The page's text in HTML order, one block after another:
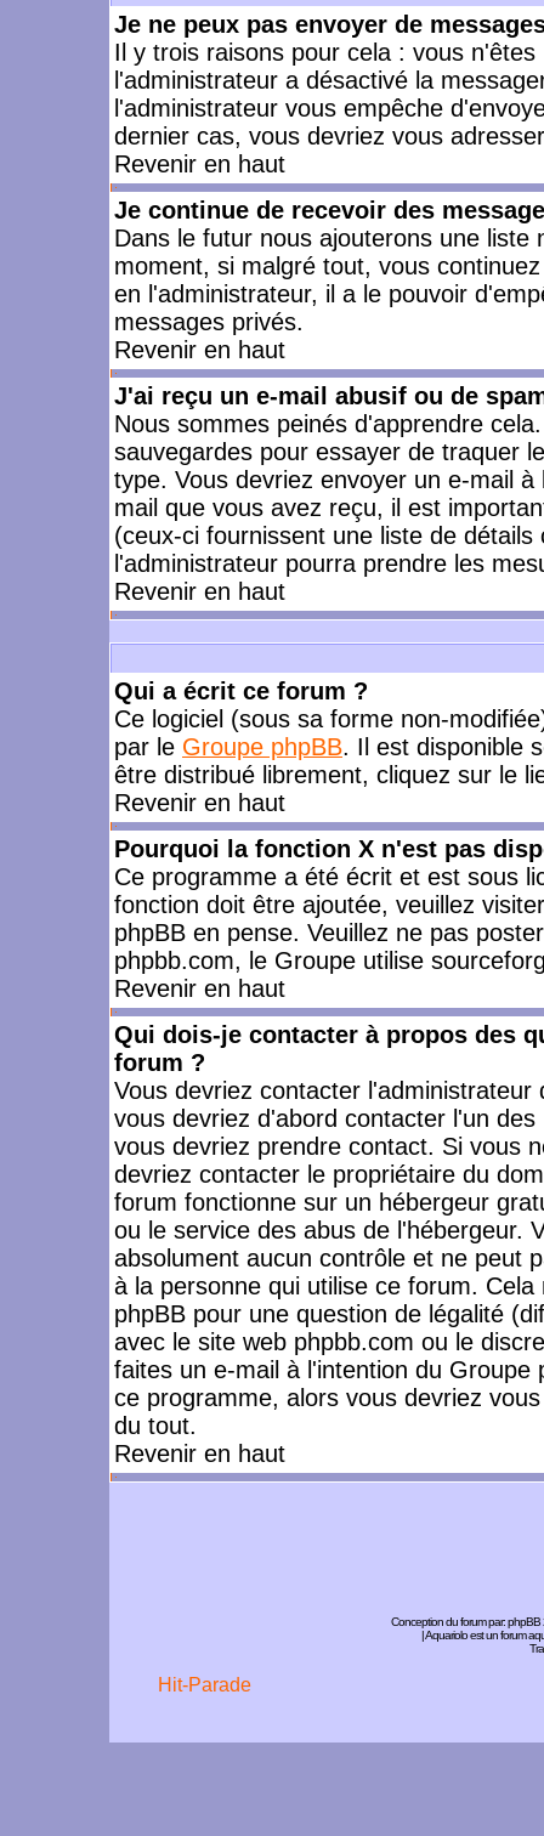
Je ne peux pas envoyer de
Il y trois raisons pour cela : vous
l'administrateur a désactivé la
l'administrateur vous empêche
dernier cas, vous devriez vous
Revenir en haut
Je continue de recevoir des
Dans le futur nous ajouterons une
moment, si malgré tout, vous
en l'administrateur, il a le pouvoir
messages privés.
Revenir en haut
J'ai reçu un e-mail abusif ou de
Nous sommes peinés d'apprendre
sauvegardes pour essayer de traquer
type. Vous devriez envoyer un e-mail
mail que vous avez reçu, il est
(ceux-ci fournissent une liste de
l'administrateur pourra prendre les
Revenir en haut
Qui a écrit ce forum ?
Ce logiciel (sous sa forme non-
par le Groupe phpBB. Il est disponible
être distribué librement, cliquez sur le
Revenir en haut
Pourquoi la fonction X n'est pas
Ce programme a été écrit et est sous
fonction doit être ajoutée, veuillez
phpBB en pense. Veuillez ne pas
phpbb.com, le Groupe utilise
Revenir en haut
Qui dois-je contacter à propos des
forum ?
Vous devriez contacter
vous devriez d'abord contacter l'un
vous devriez prendre contact. Si vous
devriez contacter le propriétaire du
forum fonctionne sur un hébergeur
ou le service des abus de l'hébergeur.
absolument aucun contrôle et ne peut
à la personne qui utilise ce forum.
phpBB pour une question de légalité
avec le site web phpbb.com ou le
faites un e-mail à l'intention du
ce programme, alors vous devriez
du tout.
Revenir en haut
Conception du forum par:phpBB
| Aquariolo est un forum